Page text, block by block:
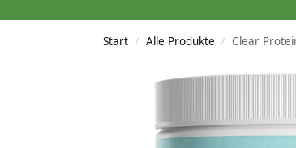
Start / Alle Produkte / Clear